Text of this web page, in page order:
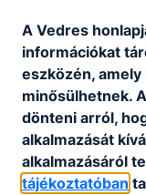
A Vedres
információkat
eszközén,
minősülhetnek.
dönteni arról,
alkalmazását
alkalmazásáról
tájékoztatóban